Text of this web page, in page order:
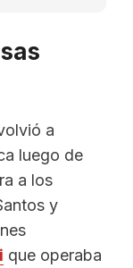
a
luego de
a los
y
que operaba